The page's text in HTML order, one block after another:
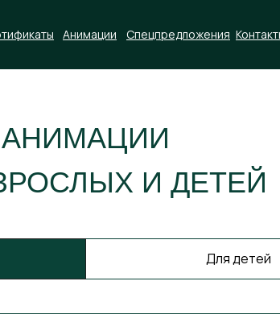
Спецпредложения
Анимации
Сертификаты Контакты
АНИМАЦИИ
И ДЕТЕЙ
Для детей